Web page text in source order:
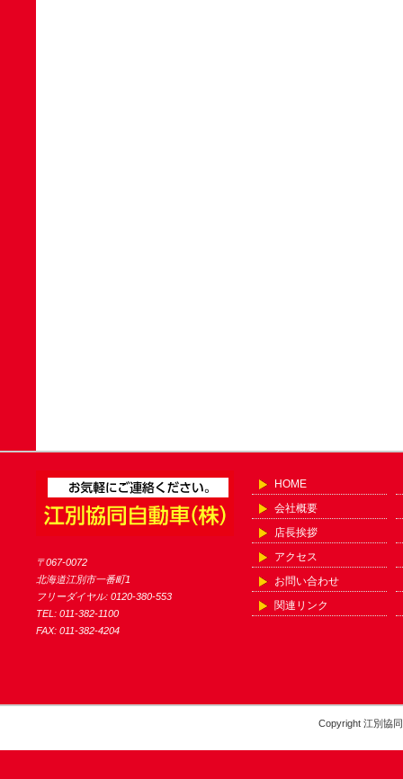
〒067-0072
北海道江別市一番町1
フリーダイヤル: 0120-380-553
TEL: 011-382-1100
FAX: 011-382-4204
HOME
会社概要
店長挨拶
アクセス
お問い合わせ
関連リンク
Copyright 江別協